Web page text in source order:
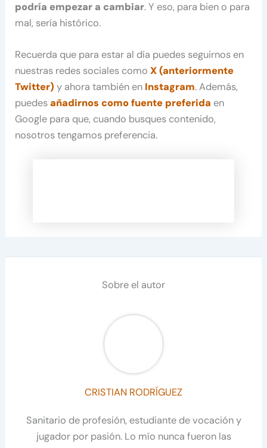
podría empezar a cambiar. Y eso, para bien o para
mal, sería histórico.
Recuerda que para estar al día puedes seguirnos en
nuestras redes sociales comoX (anteriormente
Twitter) y ahora también en Instagram. Además,
puedesañadirnos como fuente preferida en
Google para que, cuando busques contenido,
nosotros tengamos preferencia.
Sobre el autor
CRISTIAN RODRÍGUEZ
Sanitario de profesión, estudiante de vocación y
jugador por pasión. Lo mío nunca fueron las